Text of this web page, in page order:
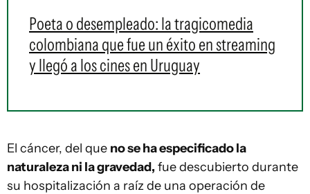
Poeta o desempleado: la tragicomedia
colombiana que fue un éxito en streaming
y llegó a los cines en Uruguay
El cáncer, del que no se ha especificado la
naturaleza ni la gravedad, fue descubierto durante
su hospitalización a raíz de una operación de